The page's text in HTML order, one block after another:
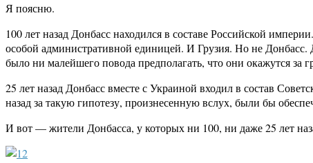
Я поясню.
100 лет назад Донбасс находился в составе Российской
особой административной единицей. И Грузия. Но не
было ни малейшего повода предполагать, что они окажутся
25 лет назад Донбасс вместе с Украиной входил в состав
назад за такую гипотезу, произнесенную вслух, были бы
И вот — жители Донбасса, у которых ни 100, ни даже 25 лет